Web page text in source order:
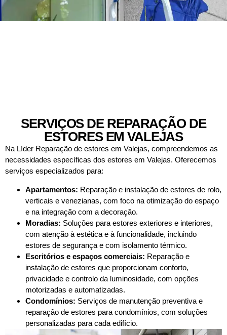
SERVIÇOS DE REPARAÇÃO DE
ESTORES EM VALEJAS
Na Líder Reparação de estores em Valejas, compreendemos as
necessidades específicas dos estores em Valejas. Oferecemos
serviços especializados para:
Apartamentos: Reparação e instalação de estores de rolo,
verticais e venezianas, com foco na otimização do espaço
e na integração com a decoração.
Moradias: Soluções para estores exteriores e interiores,
com atenção à estética e à funcionalidade, incluindo
estores de segurança e com isolamento térmico.
Escritórios e espaços comerciais: Reparação e
instalação de estores que proporcionam conforto,
privacidade e controlo da luminosidade, com opções
motorizadas e automatizadas.
Condomínios: Serviços de manutenção preventiva e
reparação de estores para condomínios, com soluções
personalizadas para cada edifício.